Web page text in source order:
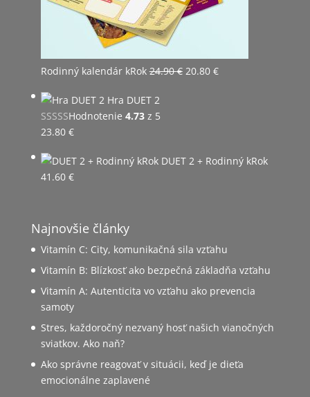
Rodinný kalendár kRok 24.90€ Pôvodná
20.80 €Aktuálna
Hra DUET 2
Hodnotenie 4.73z 5
23.80 €
DUET 2 + Rodinný kRok
41.60 €
Najnovšie články
Vitamín C: City, komunikačná sila vzťahu
Vitamín B: Blízkosť ako bezpečná základňa vzťahu
Vitamín A: Autenticita vo vzťahu ako prevencia
samoty
Stres, každoročný nezvaný hosť našich vianočných
sviatkov. Ako naň?
Ako správne reagovať v situácii, keď je dieťa
emocionálne zaplavené